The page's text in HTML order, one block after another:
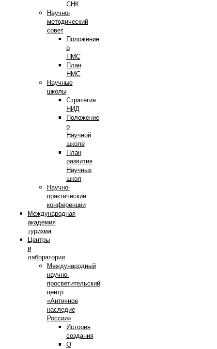
СНК
Научно-
методический
совет
Положение
о
НМС
План
НМС
Научные
школы
Стратегия
НИД
Положение
о
Научной
школе
План
развития
Научных
школ
Научно-
практические
конференции
Международная
академия
туризма
Центры
и
лаборатории
Международный
научно-
просветительский
центр
«Античное
наследие
России»
История
создания
О